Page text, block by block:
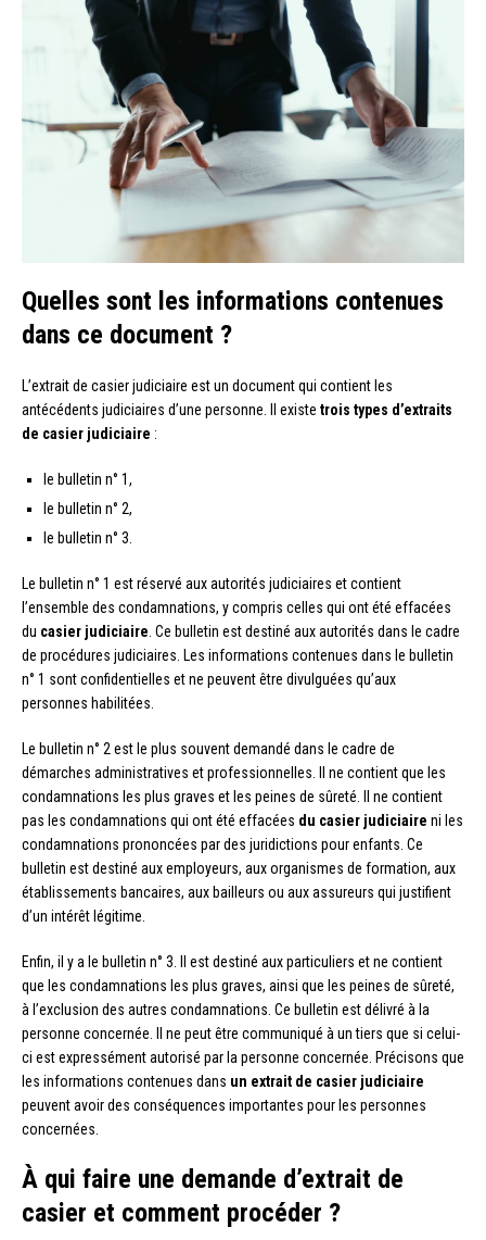
Quelles sont les informations contenues
dans ce document ?
L’extrait de casier judiciaire est un document qui contient les
antécédents judiciaires d’une personne. Il existe trois types d’extraits
de casier judiciaire :
le bulletin n° 1,
le bulletin n° 2,
le bulletin n° 3.
Le bulletin n° 1 est réservé aux autorités judiciaires et contient
l’ensemble des condamnations, y compris celles qui ont été effacées
du casier judiciaire . Ce bulletin est destiné aux autorités dans le cadre
de procédures judiciaires. Les informations contenues dans le bulletin
n° 1 sont confidentielles et ne peuvent être divulguées qu’aux
personnes habilitées.
Le bulletin n° 2 est le plus souvent demandé dans le cadre de
démarches administratives et professionnelles. Il ne contient que les
condamnations les plus graves et les peines de sûreté. Il ne contient
pas les condamnations qui ont été effacées du casier judiciaire ni les
condamnations prononcées par des juridictions pour enfants. Ce
bulletin est destiné aux employeurs, aux organismes de formation, aux
établissements bancaires, aux bailleurs ou aux assureurs qui justifient
d’un intérêt légitime.
Enfin, il y a le bulletin n° 3. Il est destiné aux particuliers et ne contient
que les condamnations les plus graves, ainsi que les peines de sûreté,
à l’exclusion des autres condamnations. Ce bulletin est délivré à la
personne concernée. Il ne peut être communiqué à un tiers que si celui-
ci est expressément autorisé par la personne concernée. Précisons que
les informations contenues dans un extrait de casier judiciaire
peuvent avoir des conséquences importantes pour les personnes
concernées.
À qui faire une demande d’extrait de
casier et comment procéder ?